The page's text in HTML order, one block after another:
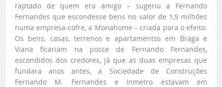
raptado de quem era amigo – sugeriu a Fernando
Fernandes que escondesse bens no valor de 1,9 milhões
numa empresa-cofre, a Monahome – criada para o efeito.
Os bens, casas, terrenos e apartamentos em Braga e
Viana ficariam na posse de Fernando Fernandes,
escondidos dos credores, já que as duas empresas que
fundara anos antes, a Sociedade de Construções
Fernando M. Fernandes e Inmetro estavam em